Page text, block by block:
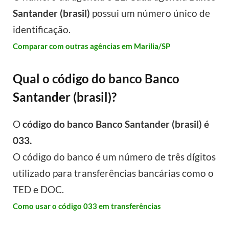
Santander (brasil) possui um número único de
identificação.
Comparar com outras agências em Marilia/SP
Qual o código do banco Banco
Santander (brasil)?
Ocódigo do banco Banco Santander (brasil) é
033.
O código do banco é um número de três dígitos
utilizado para transferências bancárias como o
TED e DOC.
Como usar o código 033 em transferências